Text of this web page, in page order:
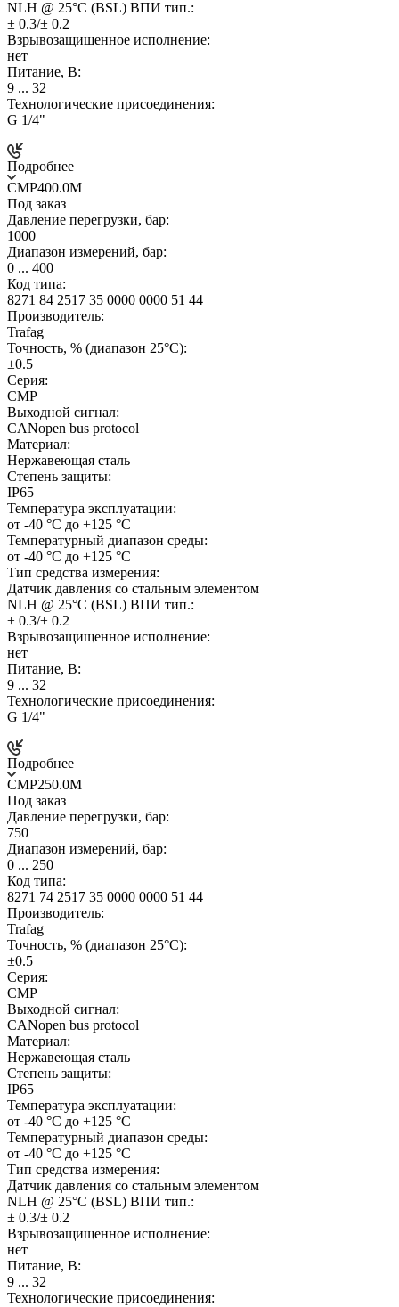
NLH @ 25°C (BSL) ВПИ тип.:
± 0.3/± 0.2
Взрывозащищенное исполнение:
нет
Питание, В:
9 ... 32
Технологические присоединения:
G 1/4"
Подробнее
CMP400.0M
Под заказ
Давление перегрузки, бар:
1000
Диапазон измерений, бар:
0 ... 400
Код типа:
8271 84 2517 35 0000 0000 51 44
Производитель:
Trafag
Точность, % (диапазон 25°C):
±0.5
Серия:
CMP
Выходной сигнал:
CANopen bus protocol
Материал:
Нержавеющая сталь
Степень защиты:
IP65
Температура эксплуатации:
от -40 °C до +125 °C
Температурный диапазон среды:
от -40 °C до +125 °C
Тип средства измерения:
Датчик давления со стальным элементом
NLH @ 25°C (BSL) ВПИ тип.:
± 0.3/± 0.2
Взрывозащищенное исполнение:
нет
Питание, В:
9 ... 32
Технологические присоединения:
G 1/4"
Подробнее
CMP250.0M
Под заказ
Давление перегрузки, бар:
750
Диапазон измерений, бар:
0 ... 250
Код типа:
8271 74 2517 35 0000 0000 51 44
Производитель:
Trafag
Точность, % (диапазон 25°C):
±0.5
Серия:
CMP
Выходной сигнал:
CANopen bus protocol
Материал:
Нержавеющая сталь
Степень защиты:
IP65
Температура эксплуатации:
от -40 °C до +125 °C
Температурный диапазон среды:
от -40 °C до +125 °C
Тип средства измерения:
Датчик давления со стальным элементом
NLH @ 25°C (BSL) ВПИ тип.:
± 0.3/± 0.2
Взрывозащищенное исполнение:
нет
Питание, В:
9 ... 32
Технологические присоединения: